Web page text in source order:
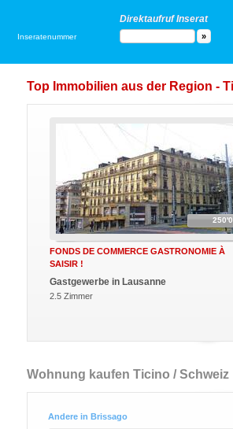
Direktaufruf Inserat
Inseratenummer
Top Immobilien aus der Region -
FONDS DE COMMERCE GASTRONOMIE À
SAISIR !
Gastgewerbe in Lausanne
2.5 Zimmer
Wohnung kaufen Ticino / Schweiz
Andere in Brissago